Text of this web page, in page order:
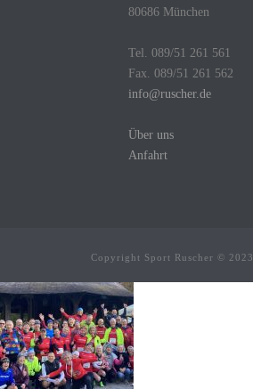
80686 München
Tel. 089/51 261 561
Fax. 089/51 261 562
info@ruscher.de
Über uns
Anfahrt
Copyright Sport Ruscher © 2023